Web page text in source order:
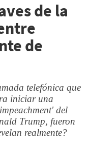
de la
de
telefónica que
iniciar una
del
Trump, fueron
realmente?